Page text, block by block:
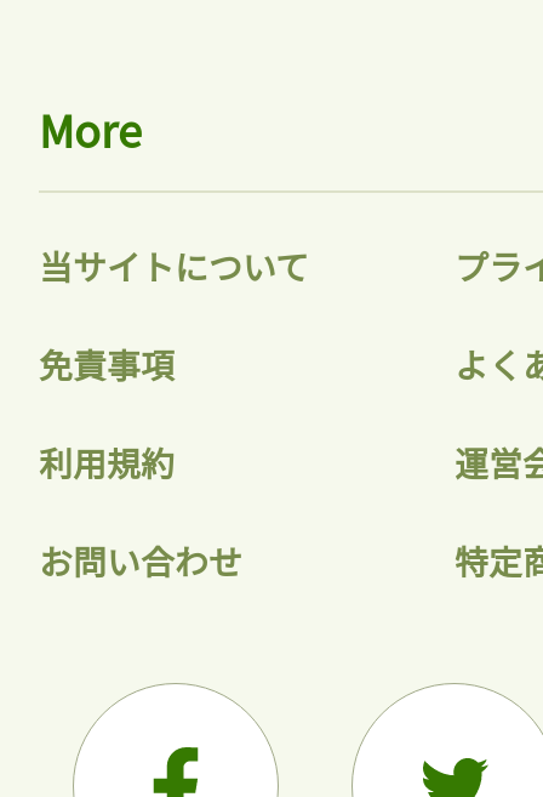
More
当サイトについて プラ
免責事項 よく
利用規約 運営
お問い合わせ 特定